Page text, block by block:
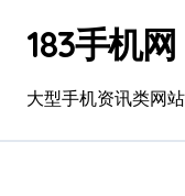
183手机网
大型手机资讯类网